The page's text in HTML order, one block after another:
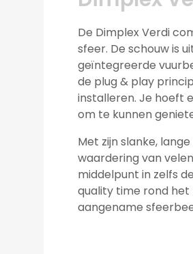
De Dimplex Verdi
sfeer. De schouw is
geïntegreerde
de plug & play
installeren. Je hoeft
om te kunnen
Met zijn slanke,
waardering van
middelpunt in zelfs
quality time rond het
aangename